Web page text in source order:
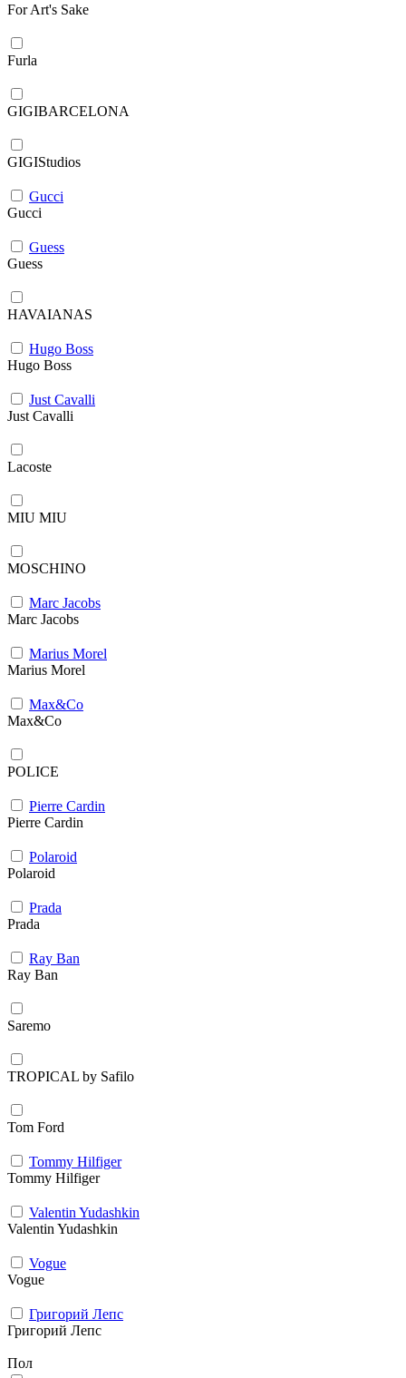
For Art's Sake
Furla
GIGIBARCELONA
GIGIStudios
Gucci
Gucci
Guess
Guess
HAVAIANAS
Hugo Boss
Hugo Boss
Just Cavalli
Just Cavalli
Lacoste
MIU MIU
MOSCHINO
Marc Jacobs
Marc Jacobs
Marius Morel
Marius Morel
Max&Co
Max&Co
POLICE
Pierre Cardin
Pierre Cardin
Polaroid
Polaroid
Prada
Prada
Ray Ban
Ray Ban
Saremo
TROPICAL by Safilo
Tom Ford
Tommy Hilfiger
Tommy Hilfiger
Valentin Yudashkin
Valentin Yudashkin
Vogue
Vogue
Григорий Лепс
Григорий Лепс
Пол